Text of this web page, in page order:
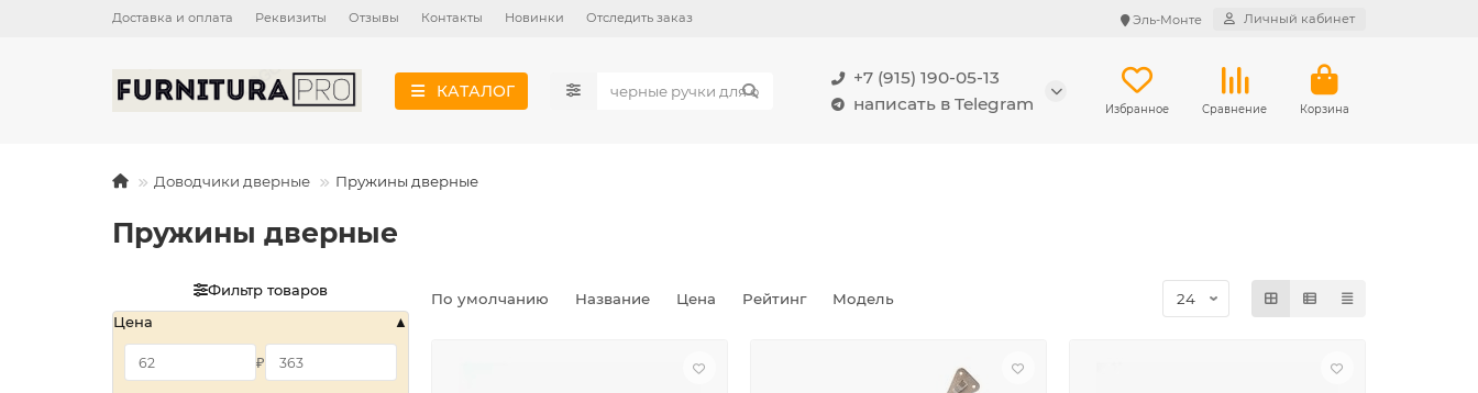
Доставка и оплата Реквизиты Отзывы Контакты Новинки Отследить заказ Эль-Монте Личный кабинет
КАТАЛОГ
+7 (915) 190-05-13
написать в Telegram
Избранное Сравнение Корзина
Доводчики дверные Пружины дверные
Пружины дверные
Фильтр товаров
Цена
₽
По умолчанию Название Цена Рейтинг Модель